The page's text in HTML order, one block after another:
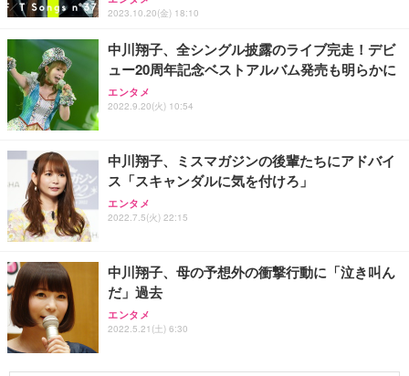
2023.10.20(金) 18:10
中川翔子、全シングル披露のライブ完走！デビ
ュー20周年記念ベストアルバム発売も明らかに
エンタメ
2022.9.20(火) 10:54
中川翔子、ミスマガジンの後輩たちにアドバイ
ス「スキャンダルに気を付けろ」
エンタメ
2022.7.5(火) 22:15
中川翔子、母の予想外の衝撃行動に「泣き叫ん
だ」過去
エンタメ
2022.5.21(土) 6:30